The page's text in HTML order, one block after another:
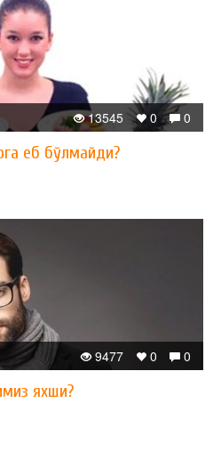
0
0
13545
еб бўлмайди?
0
0
9477
яхши?